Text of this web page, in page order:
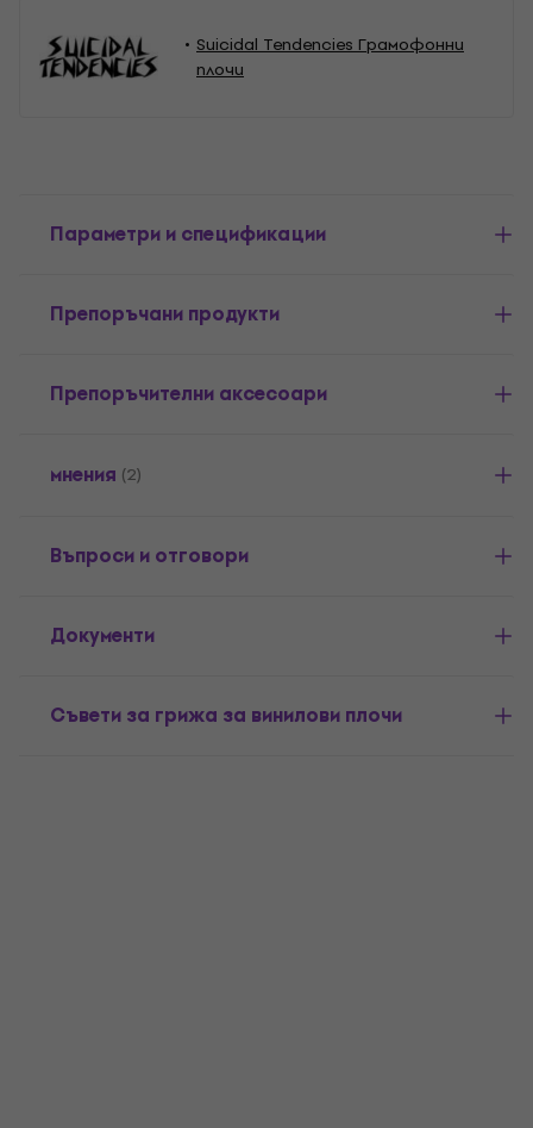
Suicidal Tendencies Грамофонни
плочи
Параметри и спецификации
Препоръчани продукти
Препоръчителни аксесоари
мнения (2)
Въпроси и отговори
Документи
Съвети за грижа за винилови плочи